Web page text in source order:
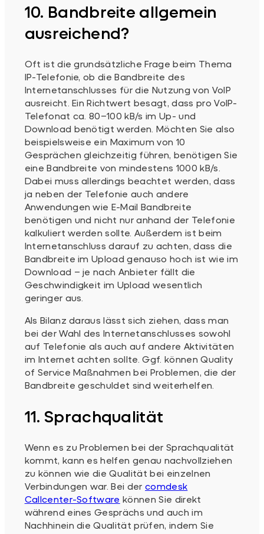
10. Bandbreite allgemein
ausreichend?
Oft ist die grundsätzliche Frage beim Thema
IP-Telefonie, ob die Bandbreite des
Internetanschlusses für die Nutzung von VoIP
ausreicht. Ein Richtwert besagt, dass pro VoIP-
Telefonat ca. 80–100 kB/s im Up- und
Download benötigt werden. Möchten Sie also
beispielsweise ein Maximum von 10
Gesprächen gleichzeitig führen, benötigen Sie
eine Bandbreite von mindestens 1000 kB/s.
Dabei muss allerdings beachtet werden, dass
ja neben der Telefonie auch andere
Anwendungen wie E-Mail Bandbreite
benötigen und nicht nur anhand der Telefonie
kalkuliert werden sollte. Außerdem ist beim
Internetanschluss darauf zu achten, dass die
Bandbreite im Upload genauso hoch ist wie im
Download – je nach Anbieter fällt die
Geschwindigkeit im Upload wesentlich
geringer aus.
Als Bilanz daraus lässt sich ziehen, dass man
bei der Wahl des Internetanschlusses sowohl
auf Telefonie als auch auf andere Aktivitäten
im Internet achten sollte. Ggf. können Quality
of Service Maßnahmen bei Problemen, die der
Bandbreite geschuldet sind weiterhelfen.
11. Sprachqualität
Wenn es zu Problemen bei der Sprachqualität
kommt, kann es helfen genau nachvollziehen
zu können wie die Qualität bei einzelnen
Verbindungen war. Bei dercomdesk
Callcenter-Software können Sie direkt
während eines Gesprächs und auch im
Nachhinein die Qualität prüfen, indem Sie